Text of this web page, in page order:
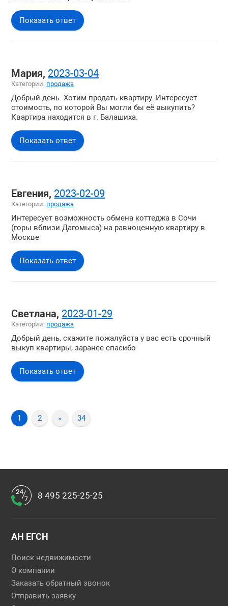
Показать ответ
Мария, 2023-03-04
Категории: продажа
Добрый день. Хотим продать квартиру. Интересует
стоимость, по которой Вы могли бы её выкупить?
Квартира находится в г. Балашиха.
Показать ответ
Евгения, 2023-02-09
Категории: продажа
Интересует возможность обмена коттеджа в Сочи
(горы вблизи Дагомыса) на равноценную квартиру в
Москве
Показать ответ
Светлана, 2023-01-29
Категории: продажа
Добрый день, скажите пожалуйста у вас есть срочный
выкуп квартиры, заранее спасибо
Показать ответ
1 2 » 34
8 495 225-25-25
АН ЕГСН
Поиск недвижимости
О компании
Заказать обратный звонок
Отправить заявку